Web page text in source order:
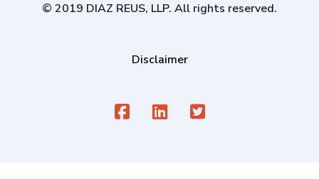
© 2019 DIAZ REUS, LLP. All rights reserved.
Disclaimer